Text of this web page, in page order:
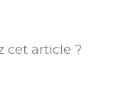
cet article ?